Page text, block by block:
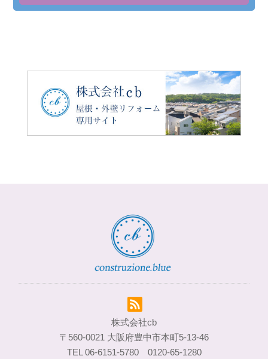
株式会社cb
〒560-0021 大阪府豊中市本町5-13-46
TEL 06-6151-5780 0120-65-1280